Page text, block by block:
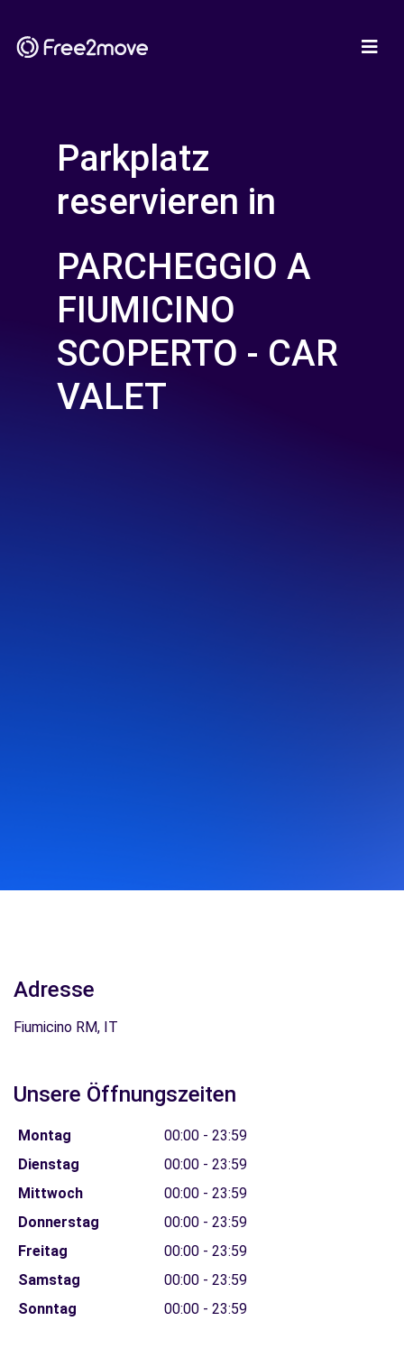
Parkplatz
reservieren in
PARCHEGGIO A
FIUMICINO
SCOPERTO - CAR
VALET
Adresse
Fiumicino RM, IT
Unsere Öffnungszeiten
Montag
00:00 - 23:59
Dienstag
00:00 - 23:59
Mittwoch
00:00 - 23:59
Donnerstag
00:00 - 23:59
Freitag
00:00 - 23:59
Samstag
00:00 - 23:59
Sonntag
00:00 - 23:59